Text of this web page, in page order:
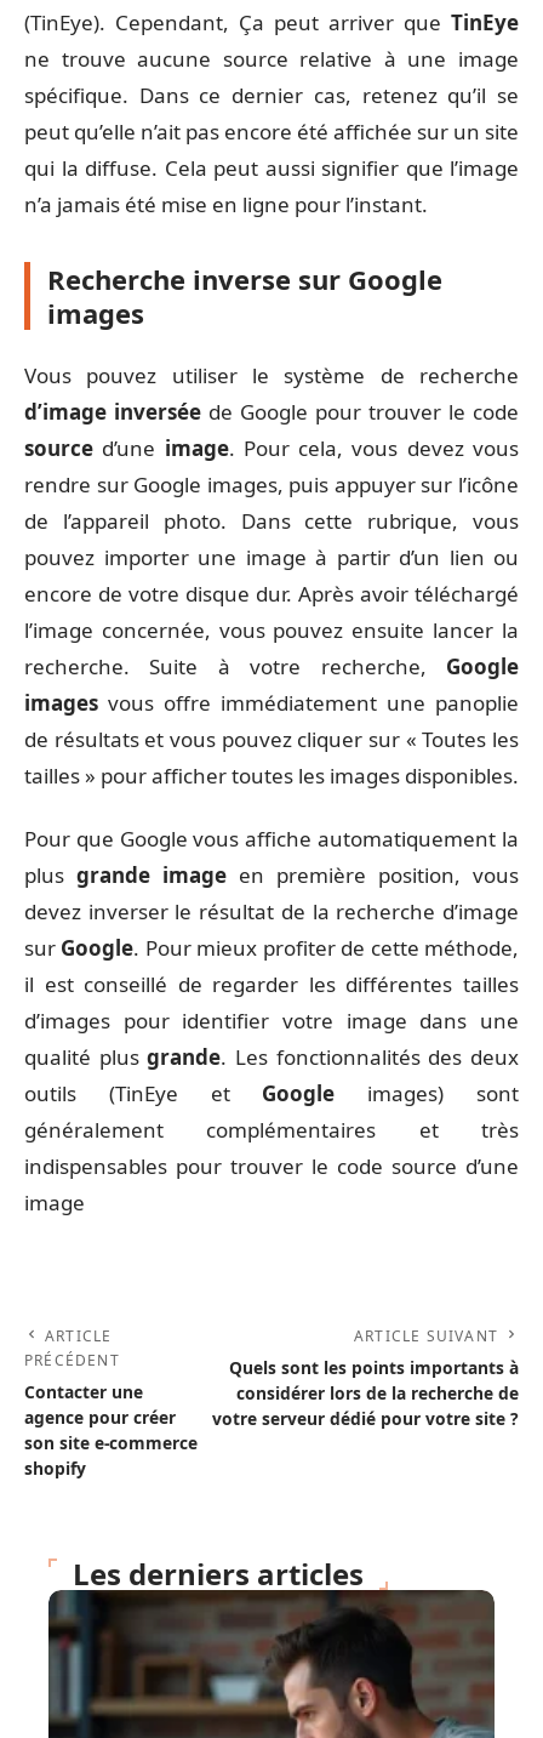
(TinEye). Cependant, Ça peut arriver que TinEye
ne trouve aucune source relative à une image
spécifique. Dans ce dernier cas, retenez qu’il se
peut qu’elle n’ait pas encore été affichée sur un site
qui la diffuse. Cela peut aussi signifier que l’image
n’a jamais été mise en ligne pour l’instant.
Recherche inverse sur Google
images
Vous pouvez utiliser le système de recherche
d’image inversée de Google pour trouver le code
source d’une image. Pour cela, vous devez vous
rendre sur Google images, puis appuyer sur l’icône
de l’appareil photo. Dans cette rubrique, vous
pouvez importer une image à partir d’un lien ou
encore de votre disque dur. Après avoir téléchargé
l’image concernée, vous pouvez ensuite lancer la
recherche. Suite à votre recherche, Google
images vous offre immédiatement une panoplie
de résultats et vous pouvez cliquer sur « Toutes les
tailles » pour afficher toutes les images disponibles.
Pour que Google vous affiche automatiquement la
plus grande image en première position, vous
devez inverser le résultat de la recherche d’image
sur Google. Pour mieux profiter de cette méthode,
il est conseillé de regarder les différentes tailles
d’images pour identifier votre image dans une
qualité plusgrande. Les fonctionnalités des deux
outils (TinEye et Google images) sont
généralement complémentaires et très
indispensables pour trouver le code source d’une
image
ARTICLE
PRÉCÉDENT
Contacter une
agence pour créer
son site e-commerce
shopify
ARTICLE SUIVANT
Quels sont les points importants à
considérer lors de la recherche de
votre serveur dédié pour votre site ?
Les derniers articles